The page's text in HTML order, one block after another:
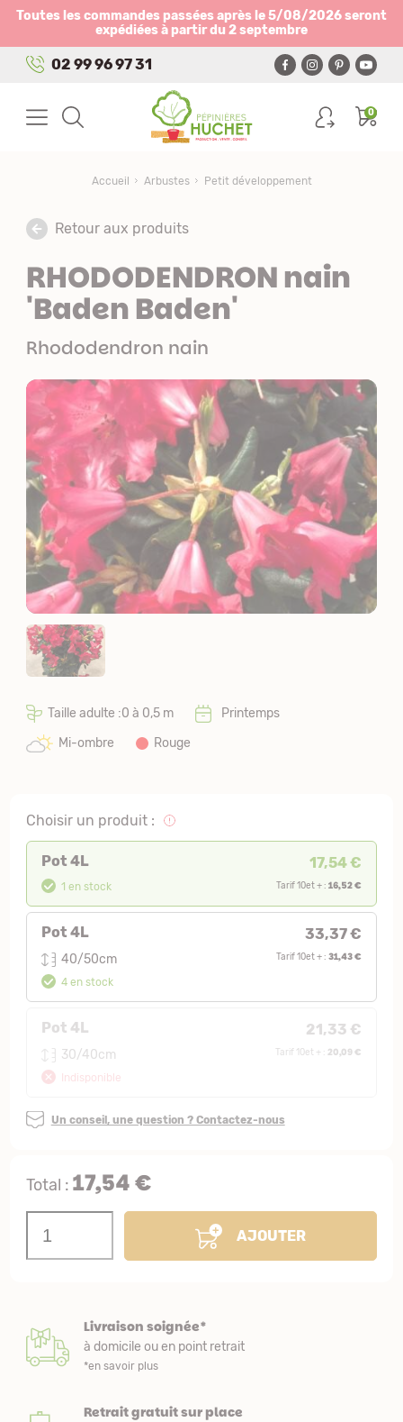
Toutes les commandes passées après le 5/08/2026 seront
expédiées à partir du 2 septembre
02 99 96 97 31
0
Accueil Arbustes Petit développement
Retour aux produits
RHODODENDRON nain
'Baden Baden'
Rhododendron nain
Taille adulte :0 à 0,5 m
Printemps
Mi-ombre
Rouge
Choisir un produit :
Pot 4L 17,54 €
1 en stock Tarif 10et + :16,52 €
Pot 4L 33,37 €
40/50cm
4 en stock
Tarif 10et + :31,43 €
Pot 4L 21,33 €
30/40cm
Indisponible
Tarif 10et + : 20,09 €
Un conseil, une question ? Contactez-nous
Total : 17,54 €
AJOUTER
Livraison soignée*
à domicile ou en point retrait
*en savoir plus
Retrait gratuit sur place
Panneau de gestion des cookies